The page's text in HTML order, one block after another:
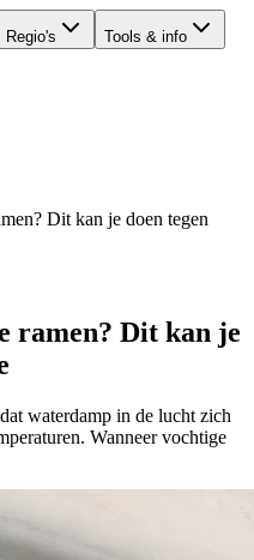
Regio's Tools & info
Dit kan je doen tegen
ramen? Dit kan je
waterdamp in de lucht zich
Wanneer vochtige